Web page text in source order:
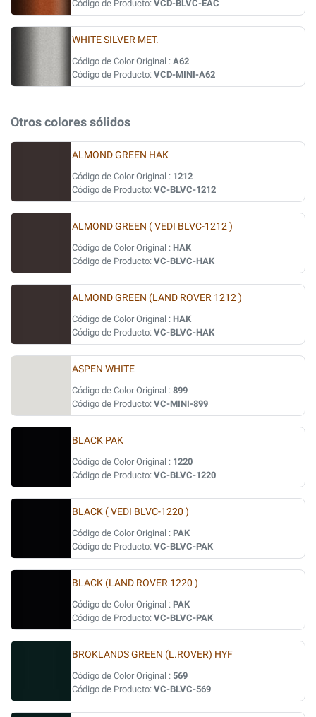
Código de Producto: VCD-BLVC-EAC
WHITE SILVER MET.
Código de Color Original : A62
Código de Producto: VCD-MINI-A62
Otros colores sólidos
ALMOND GREEN HAK
Código de Color Original : 1212
Código de Producto: VC-BLVC-1212
ALMOND GREEN ( VEDI BLVC-1212 )
Código de Color Original : HAK
Código de Producto: VC-BLVC-HAK
ALMOND GREEN (LAND ROVER 1212 )
Código de Color Original : HAK
Código de Producto: VC-BLVC-HAK
ASPEN WHITE
Código de Color Original : 899
Código de Producto: VC-MINI-899
BLACK PAK
Código de Color Original : 1220
Código de Producto: VC-BLVC-1220
BLACK ( VEDI BLVC-1220 )
Código de Color Original : PAK
Código de Producto: VC-BLVC-PAK
BLACK (LAND ROVER 1220 )
Código de Color Original : PAK
Código de Producto: VC-BLVC-PAK
BROKLANDS GREEN (L.ROVER) HYF
Código de Color Original : 569
Código de Producto: VC-BLVC-569